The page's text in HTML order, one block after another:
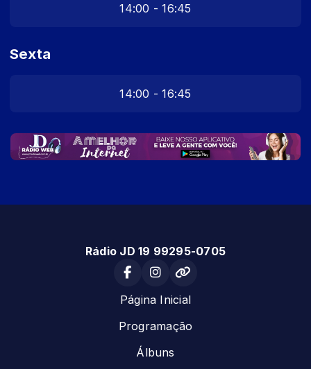
14:00 - 16:45
Sexta
14:00 - 16:45
Rádio JD 19 99295-0705
Página Inicial
Programação
Álbuns